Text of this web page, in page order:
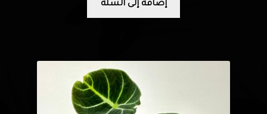
إضافة إلى السلة